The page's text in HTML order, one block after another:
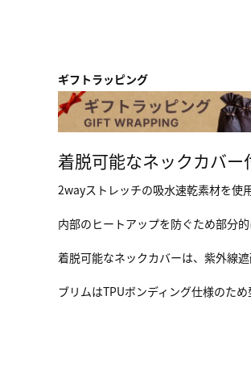
ギフトラッピング
着脱可能なネックカバ
2wayストレッチの吸水速乾素材を使
内部のヒートアップを防ぐため部分
着脱可能なネックカバーは、紫外線
ブリムはTPUボンディング仕様のた